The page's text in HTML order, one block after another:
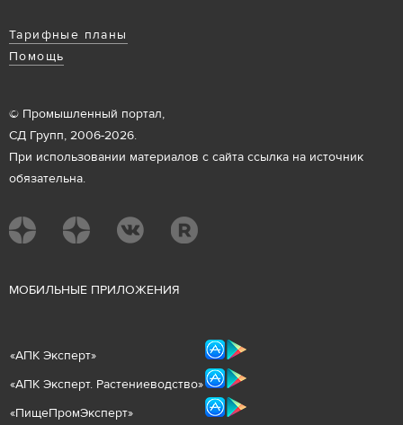
Тарифные планы
Помощь
© Промышленный портал,
СД Групп, 2006-2026.
При использовании материалов с сайта ссылка на источник
обязательна.
МОБИЛЬНЫЕ ПРИЛОЖЕНИЯ
«АПК Эксперт»
«АПК Эксперт. Растениеводство»
«ПищеПромЭксперт»